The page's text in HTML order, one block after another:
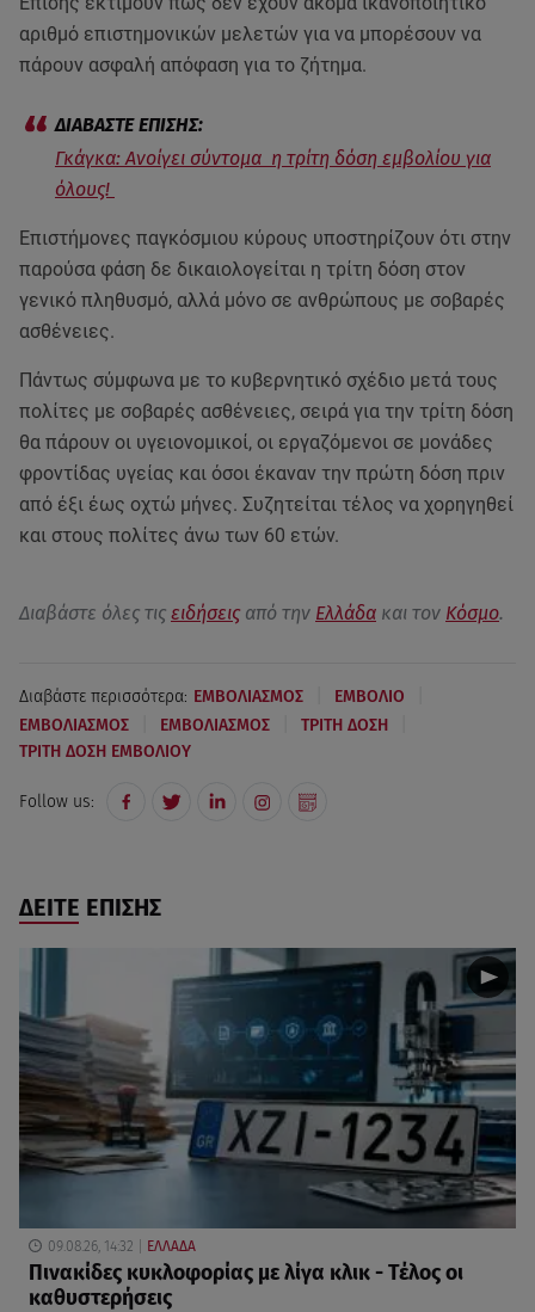
αριθμό επιστημονικών μελετών για να μπορέσουν να
πάρουν ασφαλή απόφαση για το ζήτημα.
Γκάγκα: Ανοίγει σύντομα η τρίτη δόση εμβολίου για
όλους!
Επιστήμονες παγκόσμιου κύρους υποστηρίζουν ότι στην
παρούσα φάση δε δικαιολογείται η τρίτη δόση στον
γενικό πληθυσμό, αλλά μόνο σε ανθρώπους με σοβαρές
ασθένειες.
Πάντως σύμφωνα με το κυβερνητικό σχέδιο μετά τους
πολίτες με σοβαρές ασθένειες, σειρά για την τρίτη δόση
θα πάρουν οι υγειονομικοί, οι εργαζόμενοι σε μονάδες
φροντίδας υγείας και όσοι έκαναν την πρώτη δόση πριν
από έξι έως οχτώ μήνες. Συζητείται τέλος να χορηγηθεί
και στους πολίτες άνω των 60 ετών.
Διαβάστε όλες τις ειδήσεις από την Ελλάδα και τον Κόσμο.
Διαβάστε περισσότερα: ΕΜΒΟΛΙΑΣΜΟΣ ΕΜΒΟΛΙΟ
ΕΜΒΟΛΙΑΣΜΟΣ ΕΜΒΟΛΙΑΣΜΟΣ ΤΡΙΤΗ ΔΟΣΗ
ΤΡΙΤΗ ΔΟΣΗ ΕΜΒΟΛΙΟΥ
Follow us:
ΔΕΙΤΕ ΕΠΙΣΗΣ
09.08.26, 14:32 ΕΛΛΑΔΑ
Πινακίδες κυκλοφορίας με λίγα κλικ - Τέλος οι
καθυστερήσεις